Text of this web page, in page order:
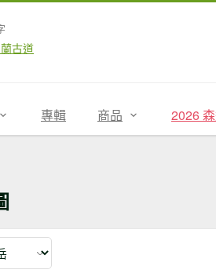
古道
專輯 商品 2026